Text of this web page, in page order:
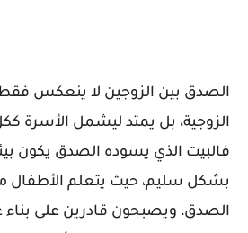
الصدق بين الزوجين لا ينعكس فقط
الزوجية، بل يمتد ليشمل الأسرة
فالبيت الذي يسوده الصدق يكون
بشكل سليم، حيث يتعلم الأطفال
الصدق، ويصبحون قادرين على